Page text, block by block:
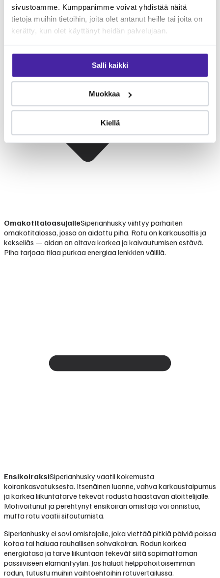
sivustoamme. Kumppanimme voivat yhdistää näitä
tietoja muihin tietoihin, joita olet antanut heille tai joita on
kerätty, kun olet käyttänyt heidän palvelujaan.
Salli kaikki
Muokkaa
Kiellä
OmakotitaloasujalleSiperianhusky viihtyy parhaiten
omakotitalossa, jossa on aidattu piha. Rotu on karkausaltis ja
kekseliäs — aidan on oltava korkea ja kaivautumisen estävä.
Piha tarjoaa tilaa purkaa energiaa lenkkien välillä.
EnsikoiraksiSiperianhusky vaatii kokemusta
koirankasvatuksesta. Itsenäinen luonne, vahva karkaustaipumus
ja korkea liikuntatarve tekevät rodusta haastavan aloittelijalle.
Motivoitunut ja perehtynyt ensikoiran omistaja voi onnistua,
mutta rotu vaatii sitoutumista.
Siperianhusky ei sovi omistajalle, joka viettää pitkiä päiviä poissa
kotoa tai haluaa rauhallisen sohvakoiran. Rodun korkea
energiataso ja tarve liikuntaan tekevät siitä sopimattoman
passiiviseen elämäntyyliin. Jos haluat helppohoitoisemman
rodun, tutustu muihin vaihtoehtoihin rotuvertailussa.